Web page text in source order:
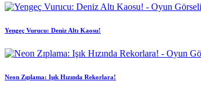
Yengeç Vurucu: Deniz Altı Kaosu!
Neon Zıplama: Işık Hızında Rekorlara!